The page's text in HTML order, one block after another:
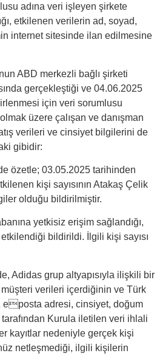
adına veri işleyen şirkete
etkilenen verilerin ad, soyad,
internet sitesinde ilan edilmesine
ABD merkezli bağlı şirketi
gerçekleştiği ve 04.06.2025
için veri sorumlusu
üzere çalışan ve danışman
verileri ve cinsiyet bilgilerini de
gibidir:
özetle; 03.05.2025 tarihinden
kişi sayısının Atakaş Çelik
olduğu bildirilmiştir.
yetkisiz erişim sağlandığı,
bildirildi. İlgili kişi sayısı
Adidas grup altyapısıyla ilişkili bir
müşteri verileri içerdiğinin ve Türk
eposta adresi, cinsiyet, doğum
Kurula iletilen veri ihlali
kayıtlar nedeniyle gerçek kişi
netleşmediği, ilgili kişilerin